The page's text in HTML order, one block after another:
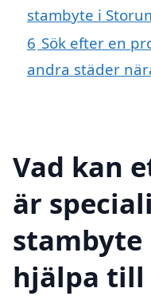
stambyte i
6 Sök efter en
andra städer
Vad kan
är
stambyte
hjälpa till